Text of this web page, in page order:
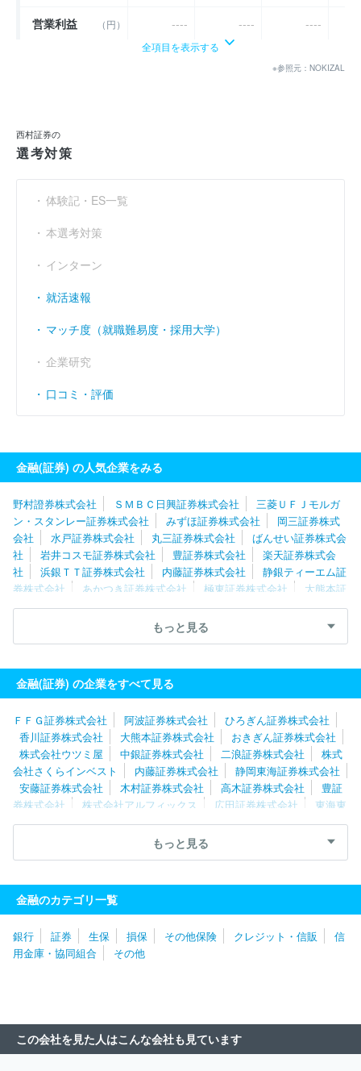
営業利益 （円） ---- ---- ----
---- 1億4600万
売上伸び率
経常利益率 （％）
全項目を表示する
※参照元：NOKIZAL
西村証券の
選考対策
体験記・ES一覧
本選考対策
インターン
就活速報
マッチ度（就職難易度・採用大学）
企業研究
口コミ・評価
金融(証券) の人気企業をみる
野村證券株式会社 ＳＭＢＣ日興証券株式会社
三菱ＵＦＪモルガ
ン・スタンレー証券株式会社
みずほ証券株式会社
岡三証券株式
会社
水戸証券株式会社 丸三証券株式会社
ばんせい証券株式会
社
岩井コスモ証券株式会社 豊証券株式会社
楽天証券株式会
社
浜銀ＴＴ証券株式会社 内藤証券株式会社
静銀ティーエム証
券株式会社
あかつき証券株式会社 極東証券株式会社
大熊本証
券株式会社
エース証券株式会社 立花証券株式会社
株式会社だ
丸八証券株式会社
ニュ
ース証券株式会社
社
今村証券株式会社 長野證券株式会社
もっと見る
金融(証券) の企業をすべて見る
ＦＦＧ証券株式会社 阿波証券株式会社
ひろぎん証券株式会社
香川証券株式会社
大熊本証券株式会社
おきぎん証券株式会社
株式会社ウツミ屋
中銀証券株式会社 二浪証券株式会社
株式
会社さくらインベスト
内藤証券株式会社
静岡東海証券株式会社
安藤証券株式会社
木村証券株式会社 高木証券株式会社
豊証
券株式会社
株式会社アルフィックス 広田証券株式会社
東海東
京証券株式会社
エース証券株式会社 八十二証券株式会社
岩井
岡地証券株式会社
静銀ティーエム証券株式
会社
日の出証券株式会社
丸八証券株式会社
山形証券ウェルスマネジ
メント株式会社
むさし証券株式会社
社
共和証券株式会社 ニュース証券株式会社
三菱ＵＦＪモルガ
ン・スタンレー証券株式会社
式会社
楽天証券株式会社 ＢＮＰパリバ証券株式会社
ａｕフィ
ナンシャルサービス株式会社
シティグループ証券株式会社
よし証券株式会社
ちばぎん証券株式会社 東洋証券株式会社
中
もっと見る
金融のカテゴリ一覧
銀行 証券 生保 損保 その他保険 クレジット・信販
信
用金庫・協同組合
その他
この会社を見た人はこんな会社も見ています